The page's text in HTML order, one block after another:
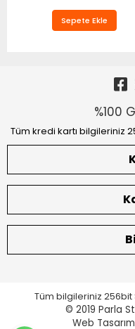
Sepete Ekle
%100
Tüm kredi kartı bilgileriniz
Tüm bilgileriniz 256bit
© 2019 Parla
Web